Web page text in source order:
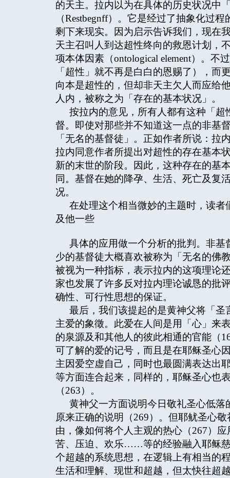
的天主。拉内以为在具体的历史状况中
（Restbegnff）。它是经过了抽象化过
剩下来现实。因为启示告诉我们，现在
天主召叫人到达超性终向的救恩计划，
项本体因素（ontological element）。
「超性」就不再是白白的恩赐了），
向本是超性的，但却非天主欠人而应给
人内，被称之为「存在的基本状况」。
按拉内的意见，所有人都有这种「
督。即使对那些并不知道这一点的非基
「无名的基督徒」。正如作者所说：
拉内同意作者所提出对超性的存在基本
新的末世的阶段。因此，这种存在的基
同。基督在她的降孕、生活、死亡及复
况。
在处理这个相当微妙的主题时，读
及他一些
具体的应用做一个分析的批判。非
少的基督徒大概喜欢被称为「无名的佛
被视为一种指标，表示拉内的这项理论
家也发展了许多反对拉内理论诚恳的批
确性、可行性思想的保证。
最后，我们该提起的是黄神父将「
主爱的象徵。此爱在人间是用「心」来
的泉源及和其他人的彼此相通的官能（
可了解的爱的记号，而且是在耶稣圣心
主因爱空虚自己，同时也最圆满表达出
等方面连合起来，同样的，耶稣圣心也
（263）。
黄神父一方面说明今日敬礼圣心低
原来正确的说明（269）。但耶鱿圣心
由，像如何将个人主观的热心（267）
苦、压迫、欢乐……等的经验融入耶稣
个超越的系统思想，在逻辑上有相当的
生活和理解、现世和超越，但太快往超